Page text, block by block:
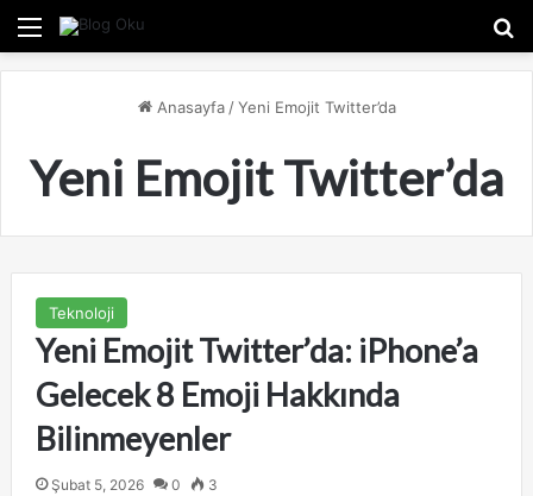
Menü
Anasayfa / Yeni Emojit Twitter’da
Yeni Emojit Twitter’da
Teknoloji
Yeni Emojit Twitter’da: iPhone’a
Gelecek 8 Emoji Hakkında
Bilinmeyenler
Şubat 5, 2026 0 3